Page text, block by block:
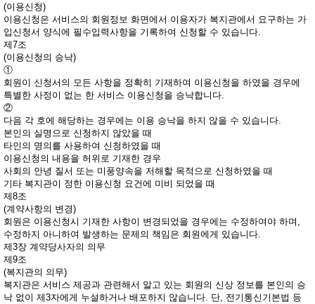
(이용신청)
이용신청은 서비스의 회원정보 화면에서 이용자가 복지관에서 요구하는 가
입신청서 양식에 필수입력사항을 기록하여 신청할 수 있습니다.
제7조
(이용신청의 승낙)
①
회원이 신청서의 모든 사항을 정확히 기재하여 이용신청을 하였을 경우에
특별한 사정이 없는 한 서비스 이용신청을 승낙합니다.
②
다음 각 호에 해당하는 경우에는 이용 승낙을 하지 않을 수 있습니다.
본인의 실명으로 신청하지 않았을 때
타인의 명의를 사용하여 신청하였을 때
이용신청의 내용을 허위로 기재한 경우
사회의 안녕 질서 또는 미풍양속을 저해할 목적으로 신청하였을 때
기타 복지관이 정한 이용신청 요건에 미비 되었을 때
제8조
(계약사항의 변경)
회원은 이용신청시 기재한 사항이 변경되었을 경우에는 수정하여야 하며,
수정하지 아니하여 발생하는 문제의 책임은 회원에게 있습니다.
제3장 계약당사자의 의무
제9조
(복지관의 의무)
복지관은 서비스 제공과 관련해서 알고 있는 회원의 신상 정보를 본인의 승
낙 없이 제3자에게 누설하거나 배포하지 않습니다. 단, 전기통신기본법 등